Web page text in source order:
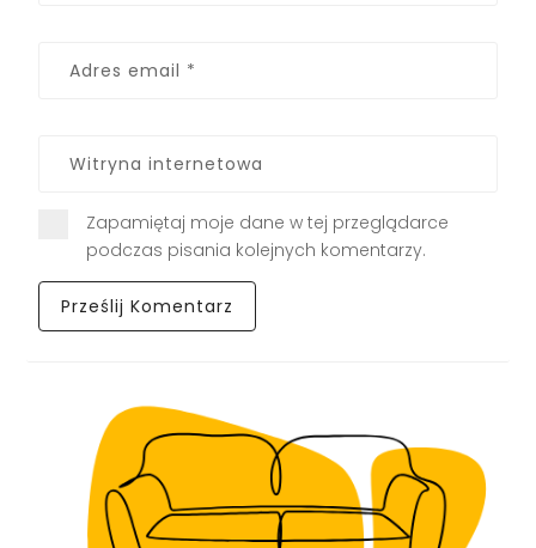
Zapamiętaj moje dane w tej przeglądarce
podczas pisania kolejnych komentarzy.